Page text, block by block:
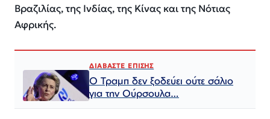
Βραζιλίας, της Ινδίας, της Κίνας και της Νότιας
Αφρικής.
ΔΙΑΒΑΣΤΕ ΕΠΙΣΗΣ
Ο Τραμπ δεν ξοδεύει ούτε σάλιο
για την Ούρσουλα…